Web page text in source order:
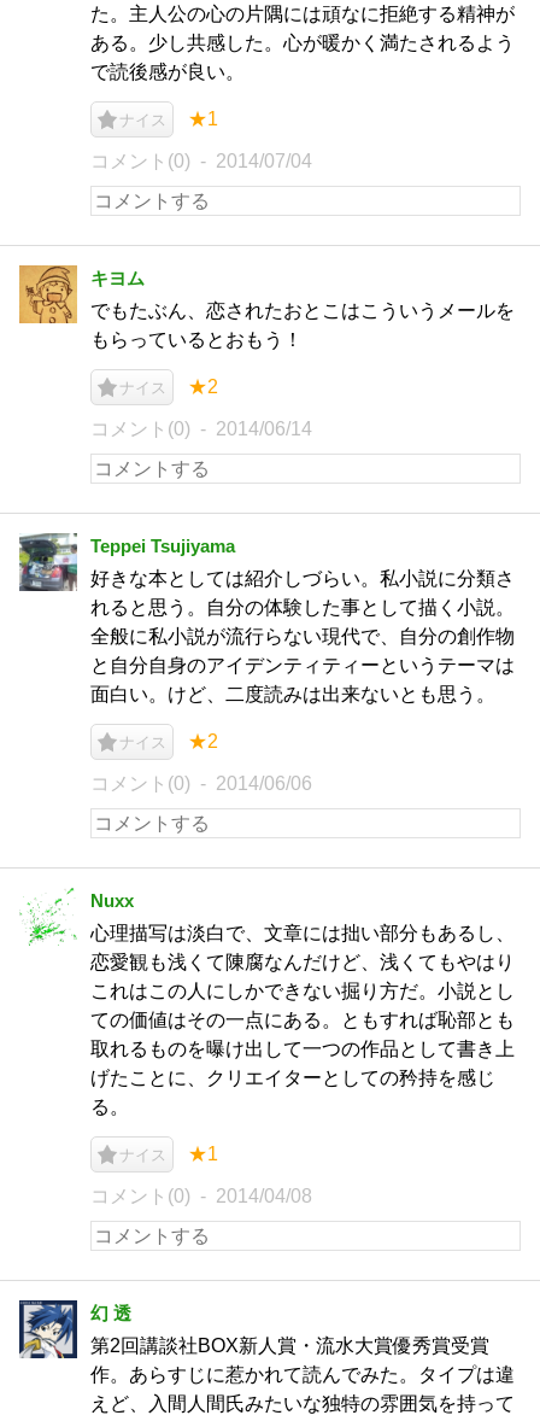
た。主人公の心の片隅には頑なに拒絶する精神が
ある。少し共感した。心が暖かく満たされるよう
で読後感が良い。
ナイス ★1
コメント(0) 2014/07/04
キヨム
でもたぶん、恋されたおとこはこういうメールを
もらっているとおもう！
ナイス ★2
コメント(0) 2014/06/14
Teppei Tsujiyama
好きな本としては紹介しづらい。私小説に分類さ
れると思う。自分の体験した事として描く小説。
全般に私小説が流行らない現代で、自分の創作物
と自分自身のアイデンティティーというテーマは
面白い。けど、二度読みは出来ないとも思う。
ナイス ★2
コメント(0) 2014/06/06
Nuxx
心理描写は淡白で、文章には拙い部分もあるし、
恋愛観も浅くて陳腐なんだけど、浅くてもやはり
これはこの人にしかできない掘り方だ。小説とし
ての価値はその一点にある。ともすれば恥部とも
取れるものを曝け出して一つの作品として書き上
げたことに、クリエイターとしての矜持を感じ
る。
ナイス ★1
コメント(0) 2014/04/08
幻 透
第2回講談社BOX新人賞・流水大賞優秀賞受賞
作。あらすじに惹かれて読んでみた。タイプは違
えど、入間人間氏みたいな独特の雰囲気を持って